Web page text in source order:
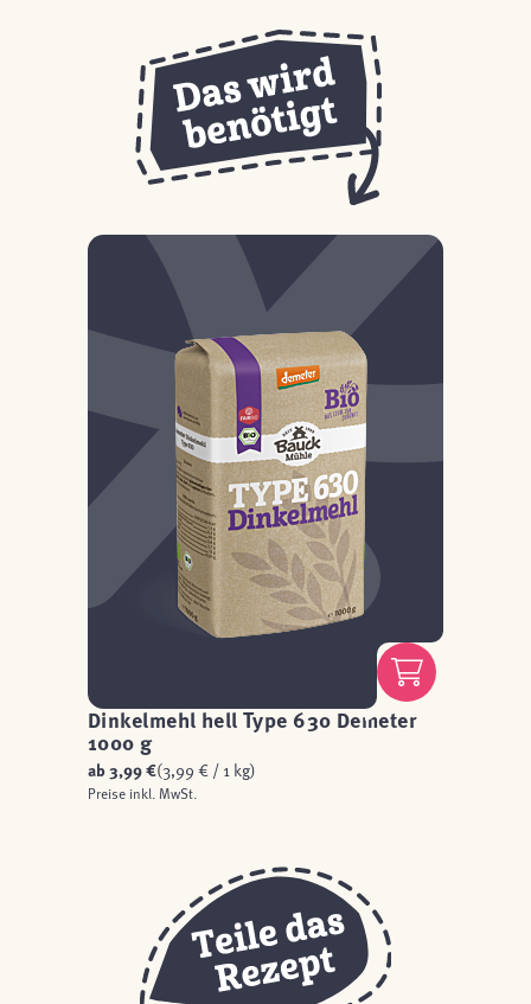
Dinkelmehl hell Type 630 Demeter
1000 g
ab3,99 €(3,99 € / 1 kg)
Preise inkl. MwSt.